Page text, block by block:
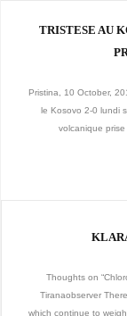
TRISTESE AU
Pristina, 10 October,
le Kosovo 2-0 lundi
volcanique
Thoughts on
Tiranaobserver
which continue to